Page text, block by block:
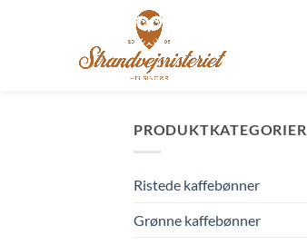
PRODUKTKATEGORIER
Ristede kaffebønner
Grønne kaffebønner